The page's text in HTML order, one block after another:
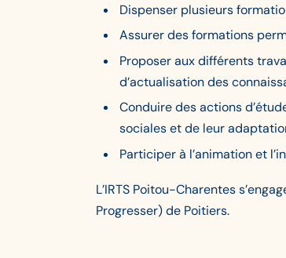
Dispenser plusieurs
Assurer des formations
Proposer aux différents
d’actualisation des
Conduire des actions
sociales et de leur
Participer à l’animation et
L’IRTS Poitou-Charentes
Progresser) de Poitiers.